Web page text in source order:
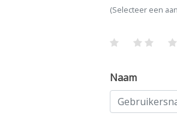
(Selecteer een
Naam